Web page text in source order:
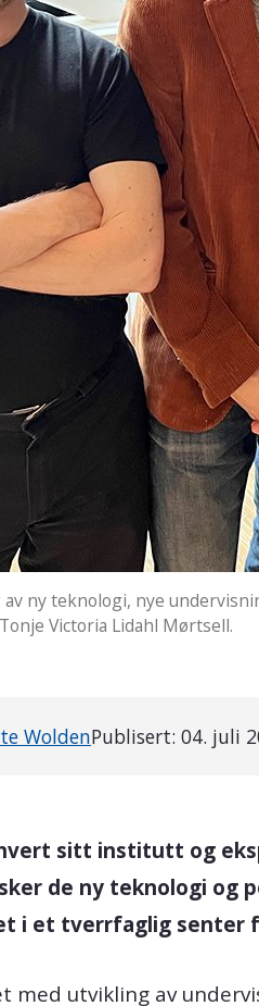
ny teknologi, nye
Victoria Lidahl Mørtsell.
WoldenPublisert: 04. juli
sitt institutt og
de ny teknologi og
i et tverrfaglig senter
med utvikling av